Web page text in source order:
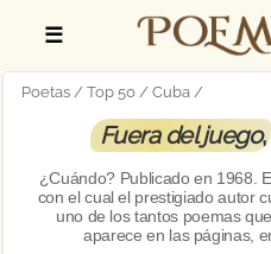
☰
Poetas Top 50 Cuba
Fuera del juego
¿Cuándo? Publicado en 1968.
con el cual el prestigiado autor
uno de los tantos poemas
aparece en las páginas,